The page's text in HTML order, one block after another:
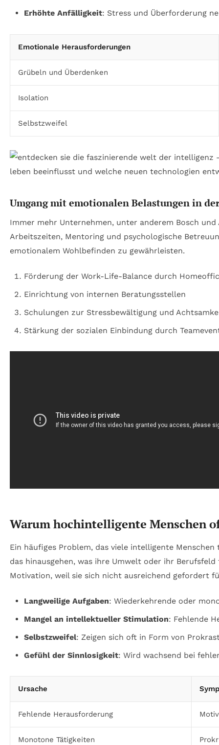
Erhöhte Anfälligkeit: Stress und Überforderung
Emotionale Herausforderungen
Grübeln und Überdenken
Isolation
Selbstzweifel
Umgang mit emotionalen Belastungen in
Immer mehr Unternehmen, unter anderem Bosch
Arbeitszeiten, Mentoring und psychologische
emotionalem Wohlbefinden zu gewährleisten.
Förderung der Work-Life-Balance durch
Einrichtung von internen Beratungsstellen
Schulungen zur Stressbewältigung und
Stärkung der sozialen Einbindung durch
Warum hochintelligente Menschen
Ein häufiges Problem, das viele intelligente
das hinausgehen, was ihre Umwelt oder ihr
Motivation, weil sie sich nicht ausreichend gefordert
Langweilige Aufgaben: Wiederkehrende oder
Mangel an intellektueller Stimulation: Fehlende
Selbstzweifel: Zeigen sich oft in Form von
Gefühl der Sinnlosigkeit: Wird wachsend bei
Ursache
Fehlende Herausforderung
Monotone Tätigkeiten